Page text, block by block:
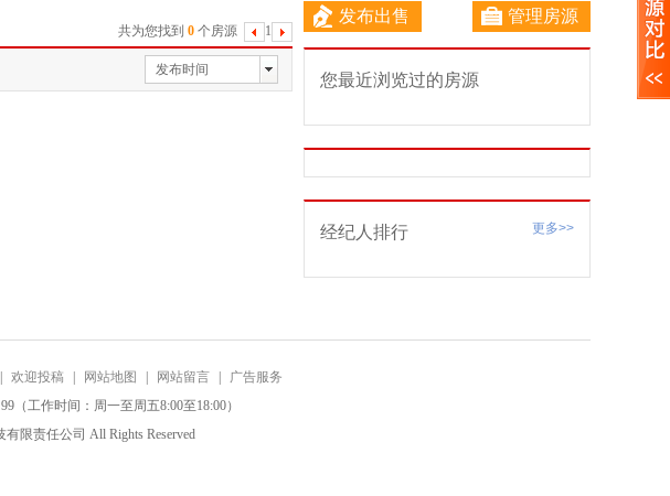
共为您找到 0 个房源 1
下
页
发布时间
发布出售 管理房源
您最近浏览过的房源
更多>>
经纪人排行
欢迎投稿 网站地图 网站留言
广告服务
（工作时间：周一至周五8:00至18:00）
限责任公司 All Rights Reserved